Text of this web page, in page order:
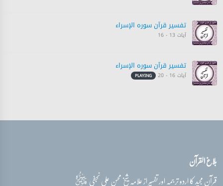
تفسیر قرآن سورہ ‎الإسراء
آیات 13 - 16
تفسیر قرآن سورہ ‎الإسراء
آیات 16 - 20 PLAYING
بلاغ القرآن
قرآن مجید کا اردو ترجمہ اور تفسیر از علامہ شیخ محسن علی نجفیقدس‌سره